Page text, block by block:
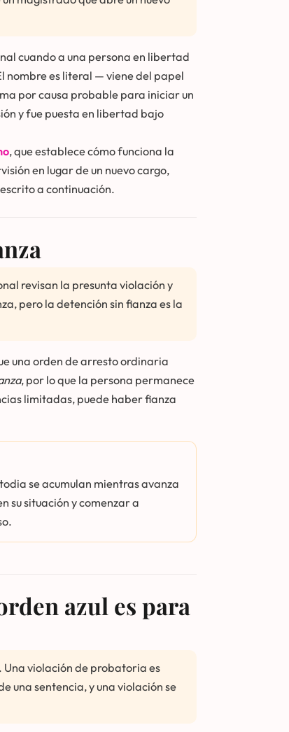
cuando a una persona en libertad
nombre es literal — viene del papel
por causa probable para iniciar un
y fue puesta en libertad bajo
, que establece cómo funciona la
en lugar de un nuevo cargo,
a continuación.
revisan la presunta violación y
pero la detención sin fianza es la
una orden de arresto ordinaria
, por lo que la persona permanece
limitadas, puede haber fianza
se acumulan mientras avanza
su situación y comenzar a
azul es para
Una violación de probatoria es
una sentencia, y una violación se